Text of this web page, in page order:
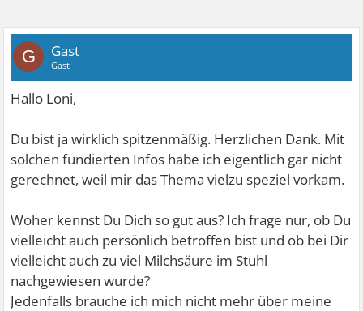
G Gast
Gast
Hallo Loni,
Du bist ja wirklich spitzenmäßig. Herzlichen Dank. Mit
solchen fundierten Infos habe ich eigentlich gar nicht
gerechnet, weil mir das Thema vielzu speziel vorkam.
Woher kennst Du Dich so gut aus? Ich frage nur, ob Du
vielleicht auch persönlich betroffen bist und ob bei Dir
vielleicht auch zu viel Milchsäure im Stuhl
nachgewiesen wurde?
Jedenfalls brauche ich mich nicht mehr über meine